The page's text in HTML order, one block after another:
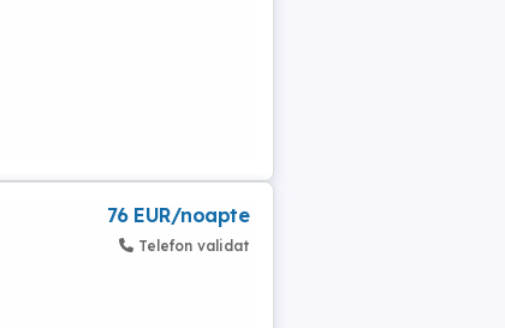
76 EUR/noapte
Telefon validat